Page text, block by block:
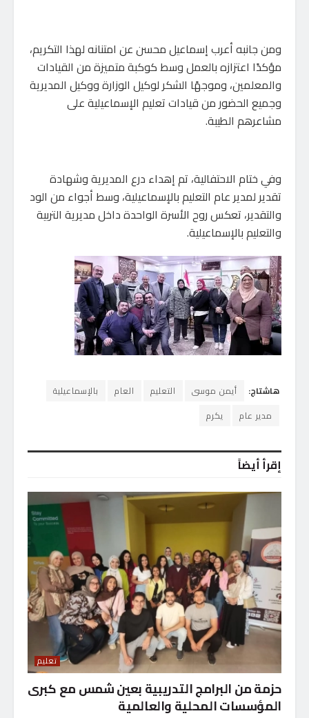
ومن جانبه أعرب إسماعيل محسن عن امتنانه لهذا التكريم،
مؤكدًا اعتزازه بالعمل وسط كوكبة متميزة من القيادات
والمعلمين، وموجهًا الشكر لوكيل الوزارة ووكيل المديرية
وجميع الحضور من قيادات تعليم الإسماعيلية على
مشاعرهم الطيبة.
وفي ختام الاحتفالية، تم إهداء درع المديرية وشهادة
تقدير لمدير عام التعليم بالإسماعيلية، وسط أجواء من الود
والتقدير، تعكس روح الأسرة الواحدة داخل مديرية التربية
والتعليم بالإسماعيلية.
هاشتاج: أيمن موسى التعليم العام
بالإسماعيلية
مدير عام
يكرم
إقرأ أيضاً
تعليم
حزمة من البرامج التدريبية بعين شمس مع كبرى
المؤسسات المحلية والعالمية